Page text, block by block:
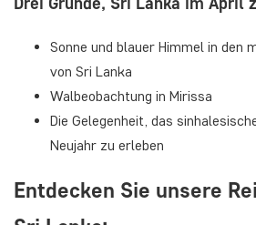
Sonne und blauer Himmel in den
von Sri Lanka
Walbeobachtung in Mirissa
Die Gelegenheit, das
Neujahr zu erleben
Entdecken Sie unsere